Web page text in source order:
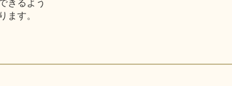
ます。